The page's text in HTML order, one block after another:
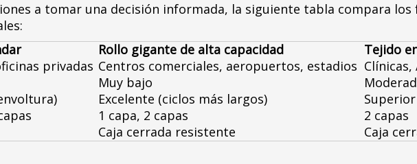
a tomar una decisión informada, la siguiente tabla compara
Rollo gigante de alta capacidad
Tejido
privadas Centros comerciales, aeropuertos, estadios
Muy bajo
Excelente (ciclos más largos)
1 capa, 2 capas
2 capas
Caja cerrada resistente Caja